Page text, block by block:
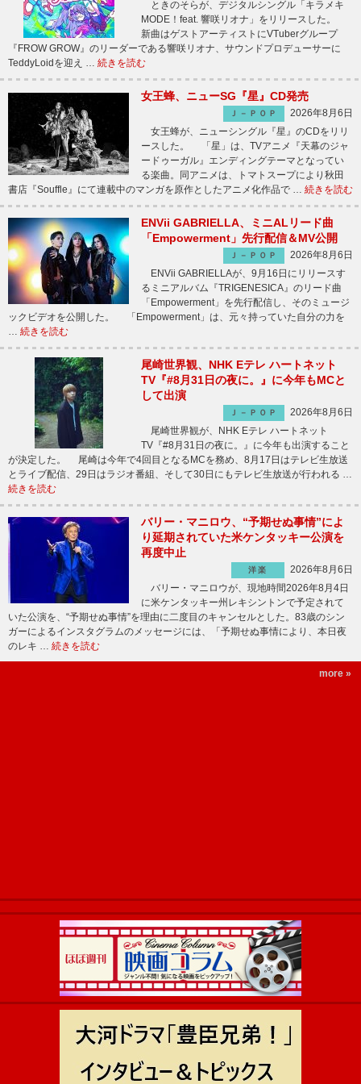
ときのそらが、デジタルシングル「キラメキ
MODE！feat. 響咲リオナ」をリリースした。
新曲はゲストアーティストにVTuberグループ
『FROW GROW』のリーダーである響咲リオナ、サウンドプロデューサーに
TeddyLoidを迎え … 続きを読む
女王蜂、ニューSG『星』CD発売
Ｊ－ＰＯＰ
2026年8月6日
女王蜂が、ニューシングル『星』のCDをリリ
ースした。 「星」は、TVアニメ『天幕のジャ
ードゥーガル』エンディングテーマとなってい
る楽曲。同アニメは、トマトスープにより秋田
書店『Souffle』にて連載中のマンガを原作としたアニメ化作品で … 続きを読む
ENVii GABRIELLA、ミニALリード曲
「Empowerment」先行配信＆MV公開
Ｊ－ＰＯＰ
2026年8月6日
ENVii GABRIELLAが、9月16日にリリースす
るミニアルバム『TRIGENESICA』のリード曲
「Empowerment」を先行配信し、そのミュージ
ックビデオを公開した。 「Empowerment」は、元々持っていた自分の力を
… 続きを読む
尾崎世界観、NHK Eテレ ハートネット
TV『#8月31日の夜に。』に今年もMCと
して出演
Ｊ－ＰＯＰ
2026年8月6日
尾崎世界観が、NHK Eテレ ハートネット
TV『#8月31日の夜に。』に今年も出演すること
が決定した。 尾崎は今年で4回目となるMCを務め、8月17日はテレビ生放送
とライブ配信、29日はラジオ番組、そして30日にもテレビ生放送が行われる …
続きを読む
バリー・マニロウ、“予期せぬ事情”によ
り延期されていた米ケンタッキー公演を
再度中止
洋楽
2026年8月6日
バリー・マニロウが、現地時間2026年8月4日
に米ケンタッキー州レキシントンで予定されて
いた公演を、“予期せぬ事情”を理由に二度目のキャンセルとした。83歳のシン
ガーによるインスタグラムのメッセージには、「予期せぬ事情により、本日夜
のレキ … 続きを読む
more »